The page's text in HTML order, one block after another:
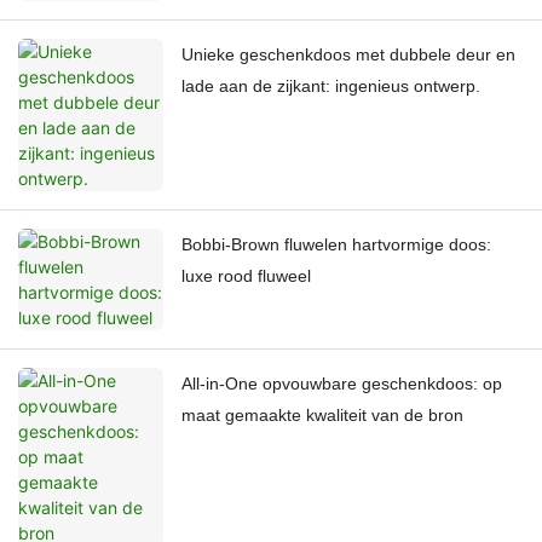
Unieke geschenkdoos met dubbele deur en
lade aan de zijkant: ingenieus ontwerp.
Bobbi-Brown fluwelen hartvormige doos:
luxe rood fluweel
All-in-One opvouwbare geschenkdoos: op
maat gemaakte kwaliteit van de bron